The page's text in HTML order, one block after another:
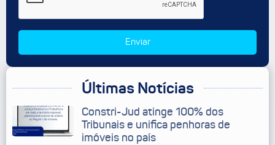
Enviar
Últimas Notícias
Constri-Jud atinge 100% dos
Tribunais e unifica penhoras de
imóveis no país